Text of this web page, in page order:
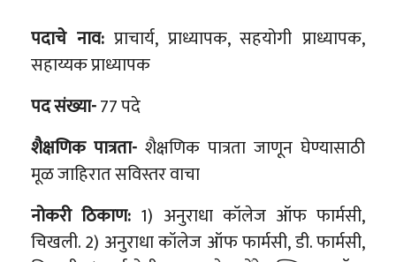
पदाचे नाव:प्राचार्य, प्राध्यापक, सहयोगी प्राध्यापक,
सहाय्यक प्राध्यापक
पद संख्या-77 पदे
शैक्षणिक पात्रता- शैक्षणिक पात्रता जाणून घेण्यासाठी
मूळ जाहिरात सविस्तर वाचा
नोकरी ठिकाण: 1) अनुराधा कॉलेज ऑफ फार्मसी,
चिखली. 2) अनुराधा कॉलेज ऑफ फार्मसी, डी. फार्मसी,